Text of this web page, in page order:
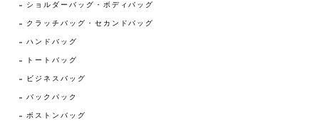
ショルダーバッグ・ボディバッグ
クラッチバッグ・セカンドバッグ
ハンドバッグ
トートバッグ
ビジネスバッグ
バックパック
ボストンバッグ